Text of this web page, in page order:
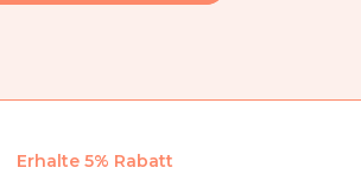
Erhalte 5% Rabatt